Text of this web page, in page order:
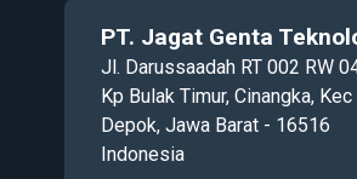
PT. Jagat Genta
Jl. Darussaadah RT 002 RW
Kp Bulak Timur, Cinangka,
Depok, Jawa Barat - 16516
Indonesia